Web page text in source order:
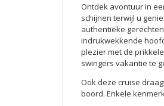
Ontdek avontuur in
schijnen terwijl u
authentieke
indrukwekkende
plezier met de
swingers vakantie te
Ook deze cruise
boord. Enkele